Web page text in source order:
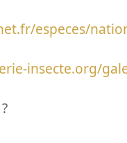
especes/
insecte.org/